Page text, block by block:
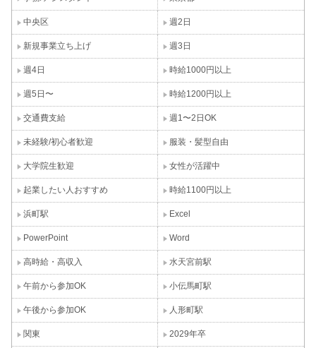
中央区 週2日
新規事業立ち上げ 週3日
週4日 時給1000円以上
週5日〜 時給1200円以上
交通費支給 週1〜2日OK
未経験/初心者歓迎 服装・髪型自由
大学院生歓迎 女性が活躍中
起業したい人おすすめ 時給1100円以上
浜町駅 Excel
PowerPoint Word
高時給・高収入 水天宮前駅
午前から参加OK 小伝馬町駅
午後から参加OK 人形町駅
関東 2029年卒